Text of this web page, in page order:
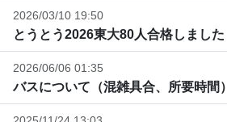
2026/03/10 19:50
とうとう2026東大80人合格しました
2026/06/06 01:35
バスについて（混雑具合、所要時間）